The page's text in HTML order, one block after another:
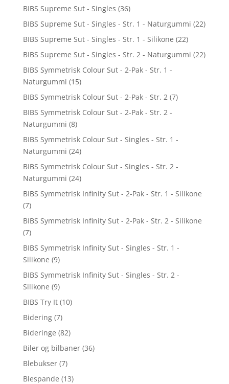
BIBS Supreme Sut - Singles (36)
BIBS Supreme Sut - Singles - Str. 1 - Naturgummi (22)
BIBS Supreme Sut - Singles - Str. 1 - Silikone (22)
BIBS Supreme Sut - Singles - Str. 2 - Naturgummi (22)
BIBS Symmetrisk Colour Sut - 2-Pak - Str. 1 -
Naturgummi (15)
BIBS Symmetrisk Colour Sut - 2-Pak - Str. 2 (7)
BIBS Symmetrisk Colour Sut - 2-Pak - Str. 2 -
Naturgummi (8)
BIBS Symmetrisk Colour Sut - Singles - Str. 1 -
Naturgummi (24)
BIBS Symmetrisk Colour Sut - Singles - Str. 2 -
Naturgummi (24)
BIBS Symmetrisk Infinity Sut - 2-Pak - Str. 1 - Silikone
(7)
BIBS Symmetrisk Infinity Sut - 2-Pak - Str. 2 - Silikone
(7)
BIBS Symmetrisk Infinity Sut - Singles - Str. 1 -
Silikone (9)
BIBS Symmetrisk Infinity Sut - Singles - Str. 2 -
Silikone (9)
BIBS Try It (10)
Bidering (7)
Bideringe (82)
Biler og bilbaner (36)
Blebukser (7)
Blespande (13)